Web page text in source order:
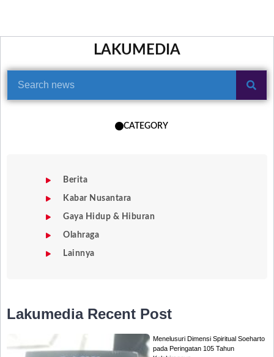
LAKUMEDIA
CATEGORY
Berita
Kabar Nusantara
Gaya Hidup & Hiburan
Olahraga
Lainnya
Lakumedia Recent Post
Menelusuri Dimensi Spiritual Soeharto
pada Peringatan 105 Tahun